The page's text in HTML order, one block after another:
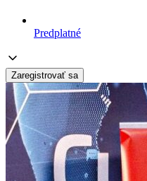
Predplatné
Zaregistrovať sa